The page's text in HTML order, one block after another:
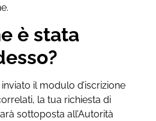
è stata
il modulo d’iscrizione
la tua richiesta di
sottoposta all’Autorità